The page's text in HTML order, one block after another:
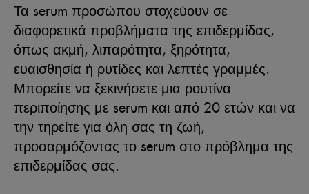
Τα serum προσώπου στοχεύουν σε
διαφορετικά προβλήματα της επιδερμίδας,
όπως ακμή, λιπαρότητα, ξηρότητα,
ευαισθησία ή ρυτίδες και λεπτές γραμμές.
Μπορείτε να ξεκινήσετε μια ρουτίνα
περιποίησης με serum και από 20 ετών και να
την τηρείτε για όλη σας τη ζωή,
προσαρμόζοντας το serum στο πρόβλημα της
επιδερμίδας σας.